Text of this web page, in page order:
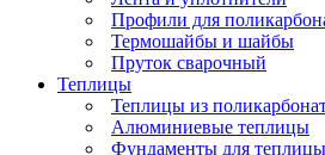
Профили для
Термошайбы и шайбы
Пруток сварочный
Теплицы
Теплицы из
Алюминиевые теплицы
Фундаменты для теплицы